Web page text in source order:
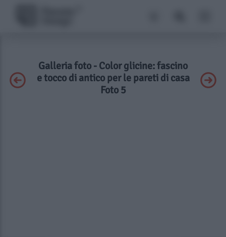
Galleria foto - Color glicine: fascino
e tocco di antico per le pareti di casa
Foto 5